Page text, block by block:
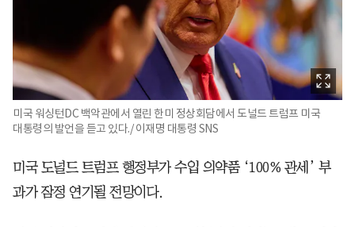
미국 워싱턴DC 백악관에서 열린 한미 정상회담에서 도널드 트럼프 미국
대통령의 발언을 듣고 있다./ 이재명 대통령 SNS
미국 도널드 트럼프 행정부가 수입 의약품 ‘100% 관세’ 부
과가 잠정 연기될 전망이다.